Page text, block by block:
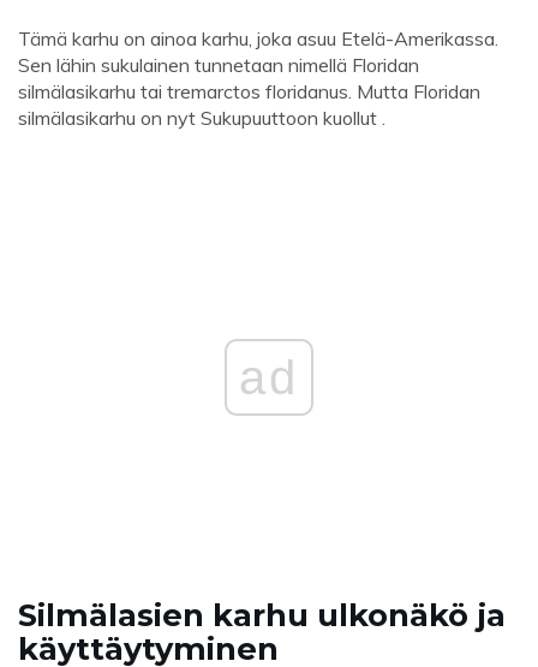
Tämä karhu on ainoa karhu, joka asuu Etelä-Amerikassa.
Sen lähin sukulainen tunnetaan nimellä Floridan
silmälasikarhu tai tremarctos floridanus. Mutta Floridan
silmälasikarhu on nyt Sukupuuttoon kuollut .
ad
Silmälasien karhu ulkonäkö ja
käyttäytyminen